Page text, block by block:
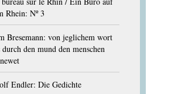
Rhein: Nº 3
Bresemann: von jeglichem wort
durch den mund den menschen
Endler: Die Gedichte